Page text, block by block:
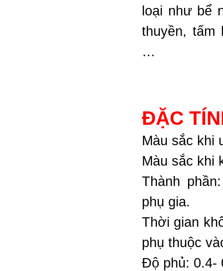
loại như bể
thuyền, tấm
…
ĐẶC
Màu sắc khi
Màu sắc khi
Thành
phụ gia.
Thời gian
phụ thuộc
Độ phủ: 0.4-